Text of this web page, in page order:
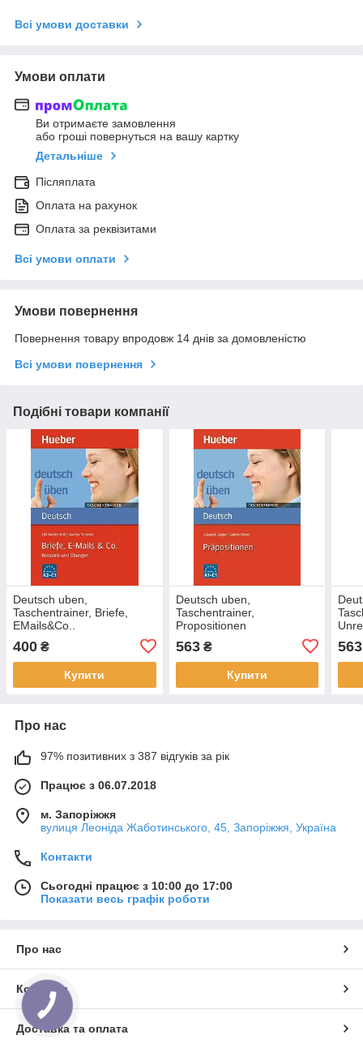
Всі умови доставки
Умови оплати
Ви отримаєте замовлення
або гроші повернуться на вашу картку
Детальніше
Післяплата
Оплата на рахунок
Оплата за реквізитами
Всі умови оплати
Умови повернення
Повернення товару впродовж 14 днів за домовленістю
Всі умови повернення
Подібні товари компанії
Deutsch uben,
Taschentrainer, Briefe,
EMails&Co..
400 ₴
Купити
Deutsch uben,
Taschentrainer,
Propositionen
563₴
Купити
563
Про нас
97% позитивних з 387 відгуків за рік
Працює з 06.07.2018
м. Запоріжжя
вулиця Леоніда Жаботинського, 45, Запоріжжя, Україна
Контакти
Сьогодні працює з 10:00 до 17:00
Показати весь графік роботи
Про нас
Контакти
Доставка та оплата
КНОПКА
ЗВ'ЯЗКУ